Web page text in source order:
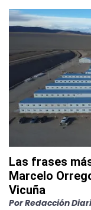
Las frases
Marcelo
Vicuña
PorRedacción